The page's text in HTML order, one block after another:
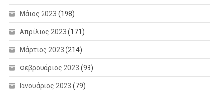
Μάιος 2023 (198)
Απρίλιος 2023 (171)
Μάρτιος 2023 (214)
Φεβρουάριος 2023 (93)
Ιανουάριος 2023 (79)